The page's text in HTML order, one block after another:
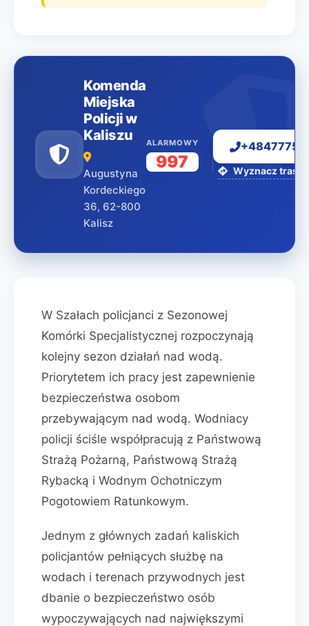
Komenda
Miejska
Policji w
Kaliszu
Augustyna
Kordeckiego
36, 62-800
Kalisz
ALARMOWY
997 Wyznacz trasę
W Szałach policjanci z Sezonowej
Komórki Specjalistycznej rozpoczynają
kolejny sezon działań nad wodą.
Priorytetem ich pracy jest zapewnienie
bezpieczeństwa osobom
przebywającym nad wodą. Wodniacy
policji ściśle współpracują z Państwową
Strażą Pożarną, Państwową Strażą
Rybacką i Wodnym Ochotniczym
Pogotowiem Ratunkowym.
Jednym z głównych zadań kaliskich
policjantów pełniących służbę na
wodach i terenach przywodnych jest
dbanie o bezpieczeństwo osób
wypoczywających nad największymi